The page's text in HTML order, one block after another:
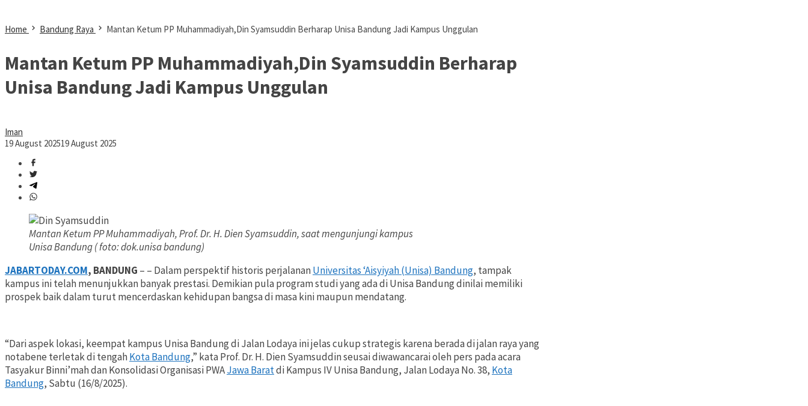
Home Bandung Raya Mantan Ketum PP Muhammadiyah,Din Syamsuddin Berharap Unisa Bandung Jadi Kampus Unggulan
Mantan Ketum PP Muhammadiyah,Din Syamsuddin Berharap
Unisa Bandung Jadi Kampus Unggulan
Iman
19 August 202519 August 2025
Mantan Ketum PP Muhammadiyah, Prof. Dr. H. Dien Syamsuddin, saat mengunjungi kampus
Unisa Bandung ( foto: dok.unisa bandung)
JABARTODAY.COM, BANDUNG – – Dalam perspektif historis perjalananUniversitas ‘Aisyiyah (Unisa) Bandung, tampak
kampus ini telah menunjukkan banyak prestasi. Demikian pula program studi yang ada di Unisa Bandung dinilai memiliki
prospek baik dalam turut mencerdaskan kehidupan bangsa di masa kini maupun mendatang.
“Dari aspek lokasi, keempat kampus Unisa Bandung di Jalan Lodaya ini jelas cukup strategis karena berada di jalan raya yang
notabene terletak di tengahKota Bandung,” kata Prof. Dr. H. Dien Syamsuddin seusai diwawancarai oleh pers pada acara
Tasyakur Binni’mah dan Konsolidasi Organisasi PWAJawa Baratdi Kampus IV Unisa Bandung, Jalan Lodaya No. 38, Kota
Bandung, Sabtu (16/8/2025).